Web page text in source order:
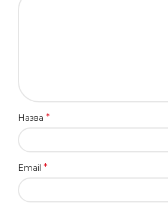
Назва *
Email *